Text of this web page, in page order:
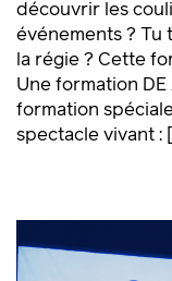
découvrir les
événements ? Tu
la régie ? Cette
Une formation
formation
spectacle vivant :